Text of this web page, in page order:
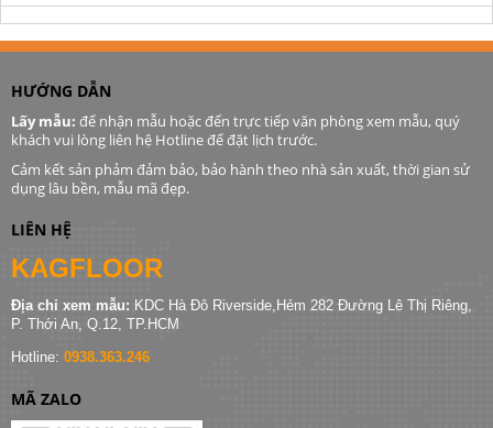
HƯỚNG DẪN
Lấy mẫu: để nhận mẫu hoặc đến trực tiếp văn phòng xem mẫu, quý
khách vui lòng liên hệ Hotline để đặt lịch trước.
Cảm kết sản phảm đảm bảo, bảo hành theo nhà sản xuất, thời gian sử
dụng lâu bền, mẫu mã đẹp.
LIÊN HỆ
KAGFLOOR
Địa chỉ xem mẫu: KDC Hà Đô Riverside,Hẻm 282 Đường Lê Thị Riêng,
P. Thới An, Q.12, TP.HCM
Hotline: 0938.363.246
MÃ ZALO